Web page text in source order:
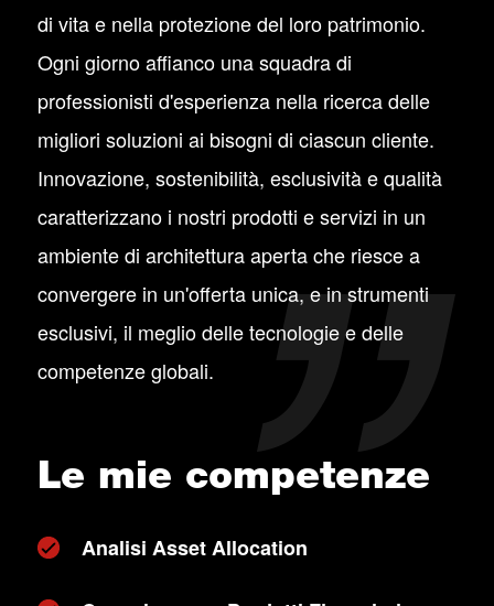
di vita e nella protezione del loro patrimonio.
Ogni giorno affianco una squadra di
professionisti d'esperienza nella ricerca delle
migliori soluzioni ai bisogni di ciascun cliente.
Innovazione, sostenibilità, esclusività e qualità
caratterizzano i nostri prodotti e servizi in un
ambiente di architettura aperta che riesce a
convergere in un'offerta unica, e in strumenti
esclusivi, il meglio delle tecnologie e delle
competenze globali.
Le mie competenze
Analisi Asset Allocation